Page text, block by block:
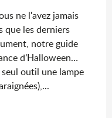
ne l'avez jamais
que les derniers
notre guide
d’Halloween…
outil une lampe